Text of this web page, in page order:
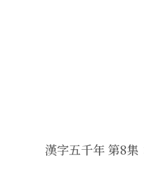
漢字五千年 第8集